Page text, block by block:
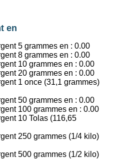
en
5 grammes en : 0.00
8 grammes en : 0.00
10 grammes en : 0.00
20 grammes en : 0.00
1 once (31,1 grammes)
50 grammes en : 0.00
100 grammes en : 0.00
10 Tolas (116,65
250 grammes (1/4 kilo)
500 grammes (1/2 kilo)